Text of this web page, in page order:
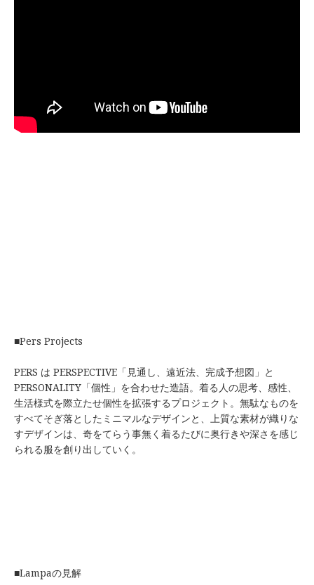
■Pers Projects
PERS は PERSPECTIVE「見通し、遠近法、完成予想図」と
PERSONALITY「個性」を合わせた造語。着る人の思考、感性、
生活様式を際立たせ個性を拡張するプロジェクト。無駄なものを
すべてそぎ落としたミニマルなデザインと、上質な素材が織りな
すデザインは、奇をてらう事無く着るたびに奥行きや深さを感じ
られる服を創り出していく。
■Lampaの見解